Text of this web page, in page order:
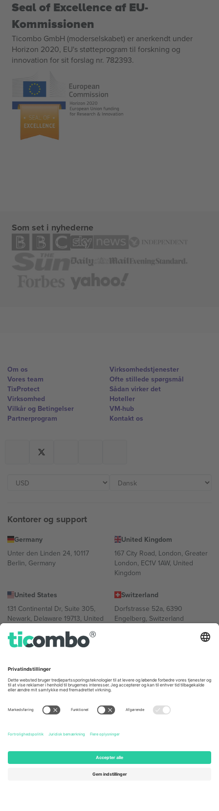
Seal of Excellence af EU-
Kommissionen
Ticombo GmbH (moderselskabet) er anerkendt under
Horizon 2020, EU's støtteprogram til forskning og
innovation for sit forslag nr. 782393.
Som set i nyhederne
Om os
Vores team
TixProtect
Virksomhed
Vilkår og Betingelser
Partnerprogram
Virksomhedstjenester
Ofte stillede spørgsmål
Sådan virker det
Hoteller
VM-hub
Kontakt os
Kontorer og support
Germany
Unter den Linden 24, 10117
Berlin, Germany
United Kingdom
167 City Road, London, Greater
London, EC1V 1AW, United
Kingdom
United States
131 Continental Dr, Suite 305,
Newark, Delaware 19713, United
Switzerland
Dorfstrasse 52a, 6390
Engelberg, Switzerland
Bulgaria
Totleben 53-55, 1606 Sofia,
Bulgaria
United Arab Emirates
Mexico
Ciudad de México, CDMX,
Mexico
Platformsudbyderens juridiske enhed kan variere afhængigt af
sted, begivenhed og/eller domæne. For detaljer se den specifikke